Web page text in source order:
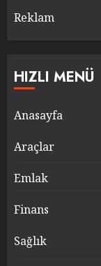
Reklam
HIZLI MENÜ
Anasayfa
Araçlar
Emlak
Finans
Sağlık